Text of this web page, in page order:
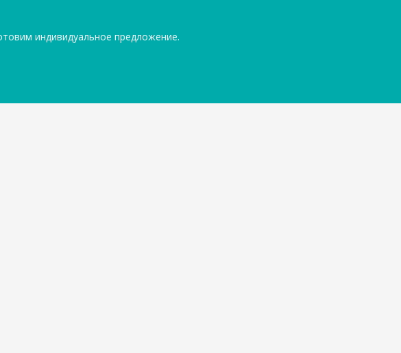
индивидуальное предложение.